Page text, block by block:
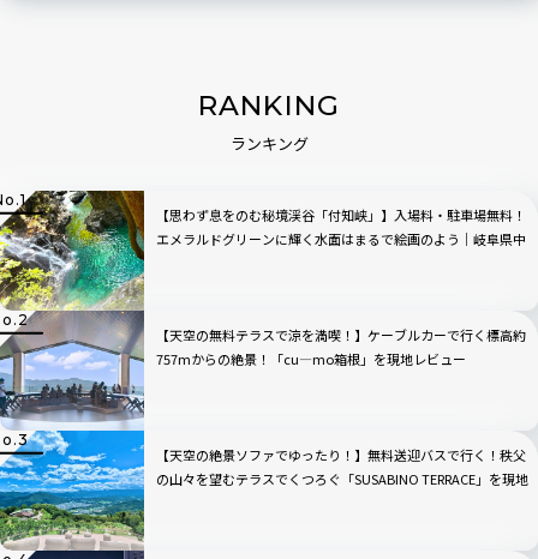
RANKING
ランキング
【思わず息をのむ秘境渓谷「付知峡」】入場料・駐車場無料！
エメラルドグリーンに輝く水面はまるで絵画のよう｜岐阜県中
【天空の無料テラスで涼を満喫！】ケーブルカーで行く標高約
757mからの絶景！「cu―mo箱根」を現地レビュー
【天空の絶景ソファでゆったり！】無料送迎バスで行く！秩父
の山々を望むテラスでくつろぐ「SUSABINO TERRACE」を現地